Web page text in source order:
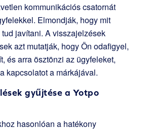
kommunikációs csatornát
Elmondják, hogy mit
javítani. A visszajelzések
azt mutatják, hogy Ön odafigyel,
és arra ösztönzi az ügyfeleket,
kapcsolatot a márkájával.
gyűjtése a Yotpo
hasonlóan a hatékony